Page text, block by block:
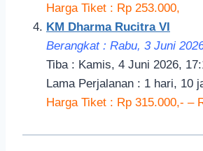
Harga Tiket : Rp 253.000,
KM Dharma Rucitra VI
Berangkat : Rabu, 3 Juni
Tiba : Kamis, 4 Juni 2026,
Lama Perjalanan : 1 hari, 10
Harga Tiket : Rp 315.000,- –